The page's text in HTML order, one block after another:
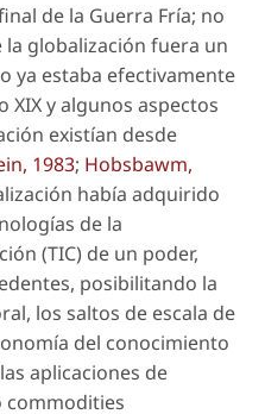
de la Guerra Fría; no
globalización fuera un
ya estaba efectivamente
XIX y algunos aspectos
existían desde
1983; Hobsbawm,
había adquirido
de la
(TIC) de un poder,
posibilitando la
los saltos de escala de
del conocimiento
aplicaciones de
commodities